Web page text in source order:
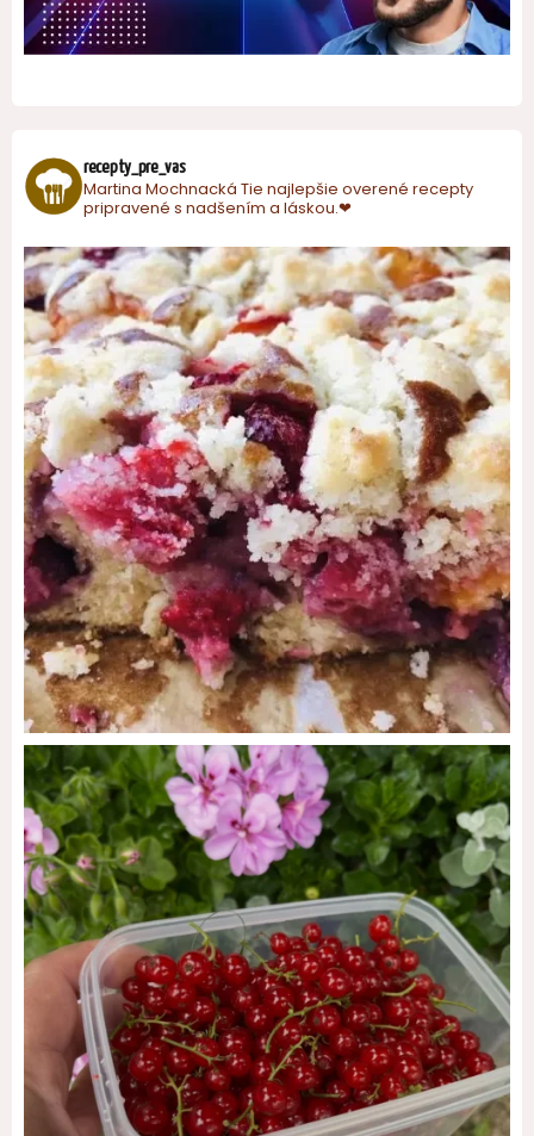
recepty_pre_vas
Martina Mochnacká Tie najlepšie overené recepty
pripravené s nadšením a láskou.❤